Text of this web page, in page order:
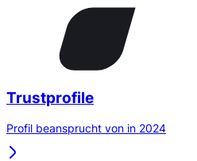
Trustprofile
Profil beansprucht von in 2024